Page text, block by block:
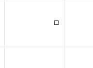
◻️